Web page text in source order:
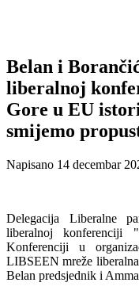
Belan i
liberalnoj
Gore u EU
smijemo
Napisano 14 decembar
Delegacija Liberalne
liberalnoj
Konferenciji u
LIBSEEN mreže
Belan predsjednik i